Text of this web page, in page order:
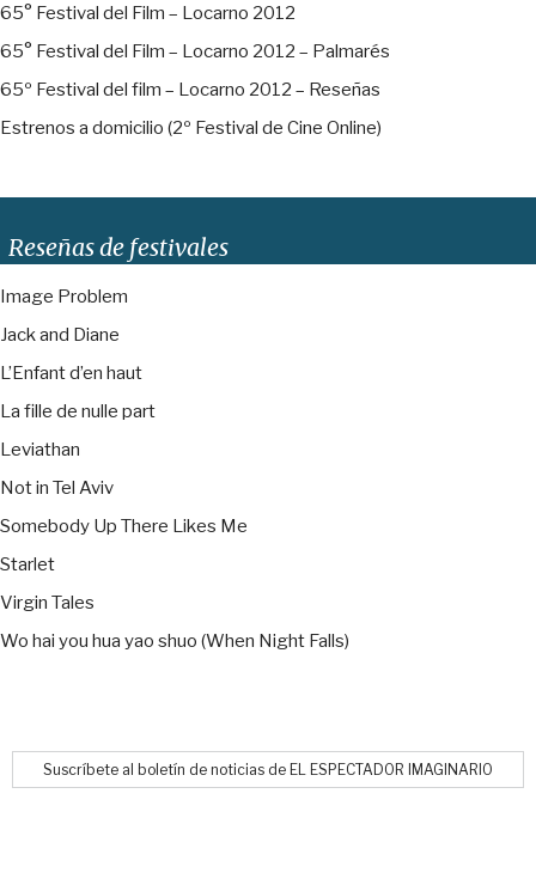
65° Festival del Film – Locarno 2012
65° Festival del Film – Locarno 2012 – Palmarés
65º Festival del film – Locarno 2012 – Reseñas
Estrenos a domicilio (2º Festival de Cine Online)
Reseñas de festivales
Image Problem
Jack and Diane
L’Enfant d’en haut
La fille de nulle part
Leviathan
Not in Tel Aviv
Somebody Up There Likes Me
Starlet
Virgin Tales
Wo hai you hua yao shuo (When Night Falls)
Suscríbete al boletín de noticias de EL ESPECTADOR IMAGINARIO